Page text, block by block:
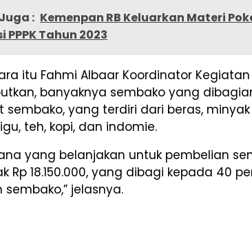
: Kemenpan RB Keluarkan Materi
PPPK Tahun 2023
itu Fahmi Albaar Koordinator Kegiatan
banyaknya sembako yang
sembako, yang terdiri dari beras,
teh, kopi, dan indomie.
yang belanjakan untuk pembelian
Rp 18.150.000, yang dibagi kepada 40
jelasnya.